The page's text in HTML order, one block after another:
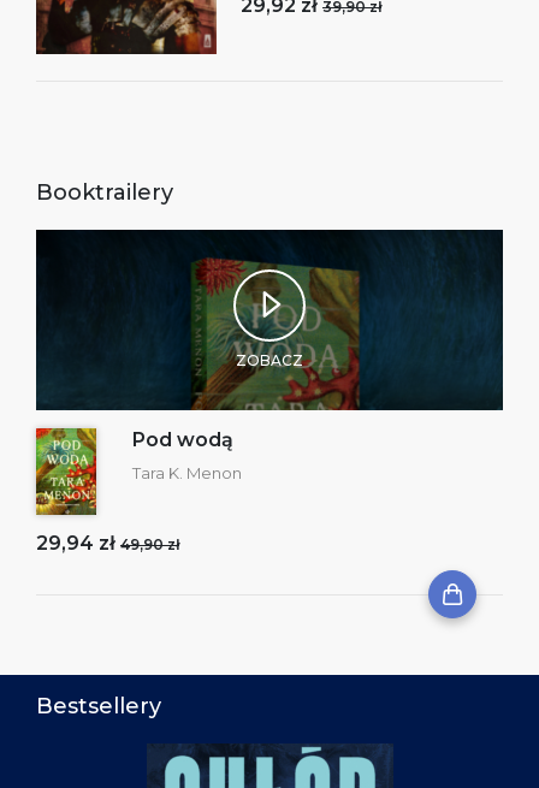
29,92 zł 39,90 zł
Booktrailery
ZOBACZ
Pod wodą
Tara K. Menon
29,94 zł 49,90 zł
Bestsellery